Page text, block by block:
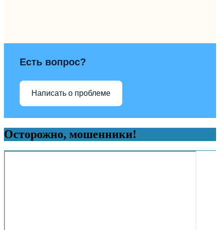
Есть вопрос?
Написать о проблеме
Осторожно, мошенники!